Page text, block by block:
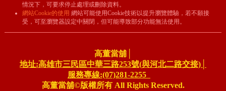
情況下，可要求停止處理或刪除資料。
網站Cookie的使用 網站可能使用Cookie技術以提升瀏覽體驗，若不願接
受，可至瀏覽器設定中關閉，但可能導致部分功能無法使用。
高董當舖│
地址:高雄市三民區中華三路253號(與河北二路交接)│
服務專線:(07)281-2255
高董當舖©版權所有 All Rights Reserved.